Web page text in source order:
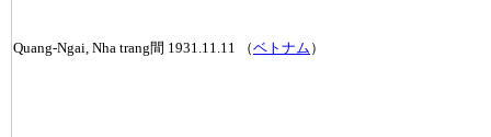
Quang-Ngai, Nha trang間 1931.11.11 （ベトナム ）